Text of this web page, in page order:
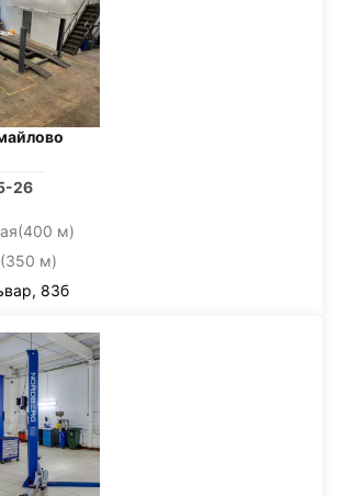
26
(400 м)
(350 м)
83б